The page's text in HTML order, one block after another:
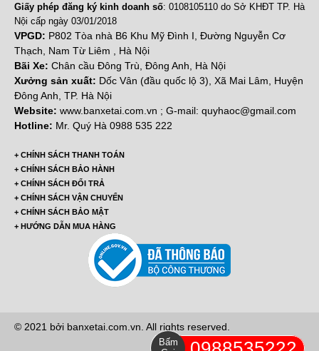
Giấy phép đăng ký kinh doanh số: 0108105110 do Sở KHĐT TP. Hà
Nội cấp ngày 03/01/2018
VPGD: P802 Tòa nhà B6 Khu Mỹ Đình I, Đường Nguyễn Cơ
Thạch, Nam Từ Liêm , Hà Nội
Bãi Xe: Chân cầu Đông Trù, Đông Anh, Hà Nội
Xưởng sản xuất: Dốc Vân (đầu quốc lộ 3), Xã Mai Lâm, Huyện
Đông Anh, TP. Hà Nội
Website: www.banxetai.com.vn ; G-mail: quyhaoc@gmail.com
Hotline: Mr. Quý Hà 0988 535 222
+ CHÍNH SÁCH THANH TOÁN
+ CHÍNH SÁCH BẢO HÀNH
+ CHÍNH SÁCH ĐỔI TRẢ
+ CHÍNH SÁCH VẬN CHUYỂN
+ CHÍNH SÁCH BẢO MẬT
+ HƯỚNG DẪN MUA HÀNG
© 2021 bởi banxetai.com.vn. All rights reserved.
Bấm